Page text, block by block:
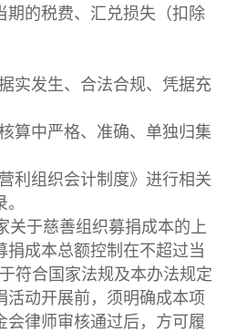
期的税费、汇兑损失（扣除
实发生、合法合规、凭据充
算中严格、准确、单独归集
利组织会计制度》进行相关
关于慈善组织募捐成本的上
捐成本总额控制在不超过当
符合国家法规及本办法规定
活动开展前，须明确成本项
会律师审核通过后，方可履